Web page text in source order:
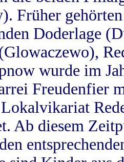
Früher
Doderlage
wurde im
Freudenfier
Ab diesem